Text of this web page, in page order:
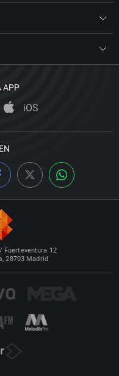
APP
iOS
Fuerteventura 12
28703 Madrid